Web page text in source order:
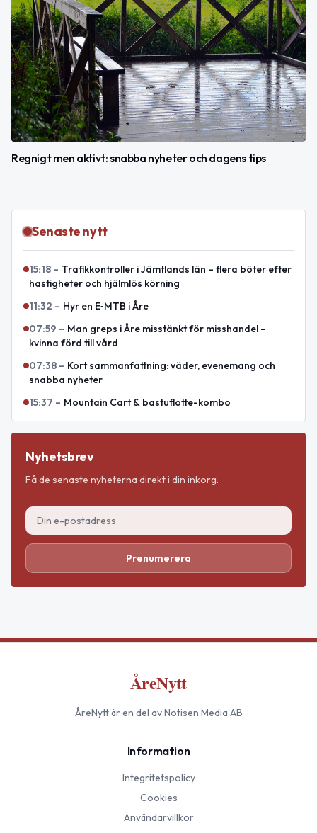
Regnigt men aktivt: snabba nyheter och dagens tips
Senaste nytt
15:18 – Trafikkontroller i Jämtlands län – flera böter efter
hastigheter och hjälmlös körning
11:32 – Hyr en E‑MTB i Åre
07:59 – Man greps i Åre misstänkt för misshandel –
kvinna förd till vård
07:38 – Kort sammanfattning: väder, evenemang och
snabba nyheter
15:37 – Mountain Cart & bastuflotte-kombo
Nyhetsbrev
Få de senaste nyheterna direkt i din inkorg.
Prenumerera
ÅreNytt
ÅreNyttär en del av Notisen Media AB
Information
Integritetspolicy
Cookies
Användarvillkor